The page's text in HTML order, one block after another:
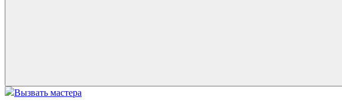
Вызвать мастера